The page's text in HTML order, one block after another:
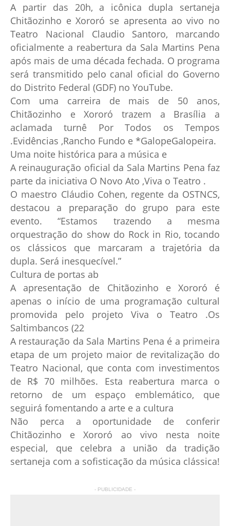
A partir das 20h, a icônica dupla sertaneja
Chitãozinho e Xororó se apresenta ao vivo no
Teatro Nacional Claudio Santoro, marcando
oficialmente a reabertura da Sala Martins Pena
após mais de uma década fechada. O programa
será transmitido pelo canal oficial do Governo
do Distrito Federal (GDF) no YouTube.
Com uma carreira de mais de 50 anos,
Chitãozinho e Xororó trazem a Brasília a
aclamada turnê Por Todos os Tempos
.Evidências ,Rancho Fundo e *GalopeGalopeira.
Uma noite histórica para a música e
A reinauguração oficial da Sala Martins Pena faz
parte da iniciativa O Novo Ato ,Viva o Teatro .
O maestro Cláudio Cohen, regente da OSTNCS,
destacou a preparação do grupo para este
evento. “Estamos trazendo a mesma
orquestração do show do Rock in Rio, tocando
os clássicos que marcaram a trajetória da
dupla. Será inesquecível.”
Cultura de portas ab
A apresentação de Chitãozinho e Xororó é
apenas o início de uma programação cultural
promovida pelo projeto Viva o Teatro .Os
Saltimbancos (22
A restauração da Sala Martins Pena é a primeira
etapa de um projeto maior de revitalização do
Teatro Nacional, que conta com investimentos
de R$ 70 milhões. Esta reabertura marca o
retorno de um espaço emblemático, que
seguirá fomentando a arte e a cultura
Não perca a oportunidade de conferir
Chitãozinho e Xororó ao vivo nesta noite
especial, que celebra a união da tradição
sertaneja com a sofisticação da música clássica!
- PUBLICIDADE -